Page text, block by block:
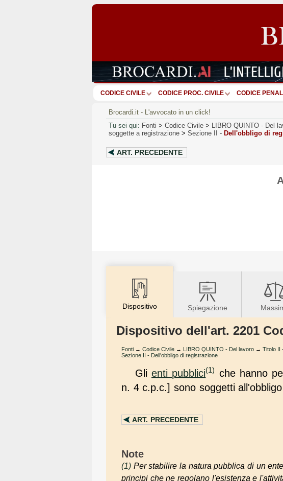
CODICE CIVILE CODICE PROC. CIVILE CODICE
Brocardi.it - L'avvocato in un click!
Tu sei qui: Fonti > Codice Civile > LIBRO QUINTO - Del
soggette a registrazione > Sezione II - Dell'obbligo di
ART. PRECEDENTE
Dispositivo Spiegazione
Dispositivo dell'art. 2201
Fonti → Codice Civile → LIBRO QUINTO - Del lavoro → Titolo II
Sezione II - Dell'obbligo di registrazione
Glienti pubblici(1) che hanno
n. 4 c.p.c.] sono soggetti
ART. PRECEDENTE
Note
(1) Per stabilire la natura pubblica di un
principi che ne regolano l'esistenza e